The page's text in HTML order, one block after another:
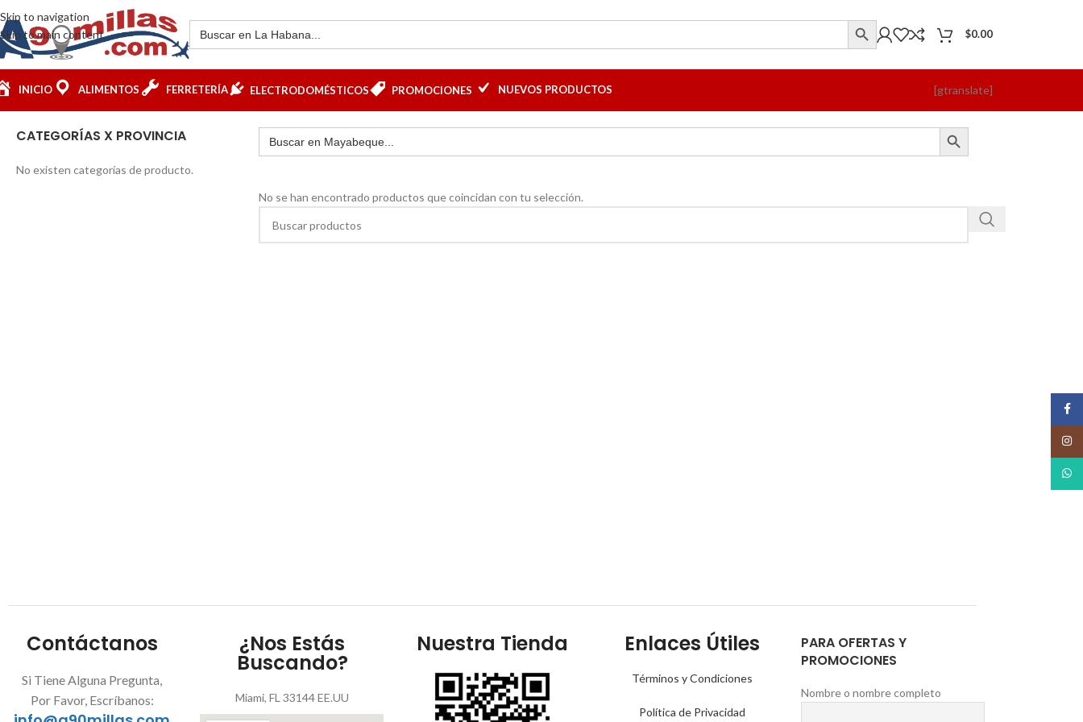
Skip to navigation
Skip to main content
$0.00
INICIO ALIMENTOS FERRETERÍA ELECTRODOMÉSTICOS PROMOCIONES NUEVOS PRODUCTOS [gtranslate]
CATEGORÍAS X PROVINCIA
No existen categorías de producto.
No se han encontrado productos que coincidan con tu selección.
Contáctanos
Si Tiene Alguna Pregunta,
Por Favor, Escríbanos:
¿Nos Estás
Buscando?
Miami, FL 33144 EE.UU
Nuestra Tienda Enlaces Útiles
Términos y Condiciones
Política de Privacidad
PARA OFERTAS Y
PROMOCIONES
Nombre o nombre completo